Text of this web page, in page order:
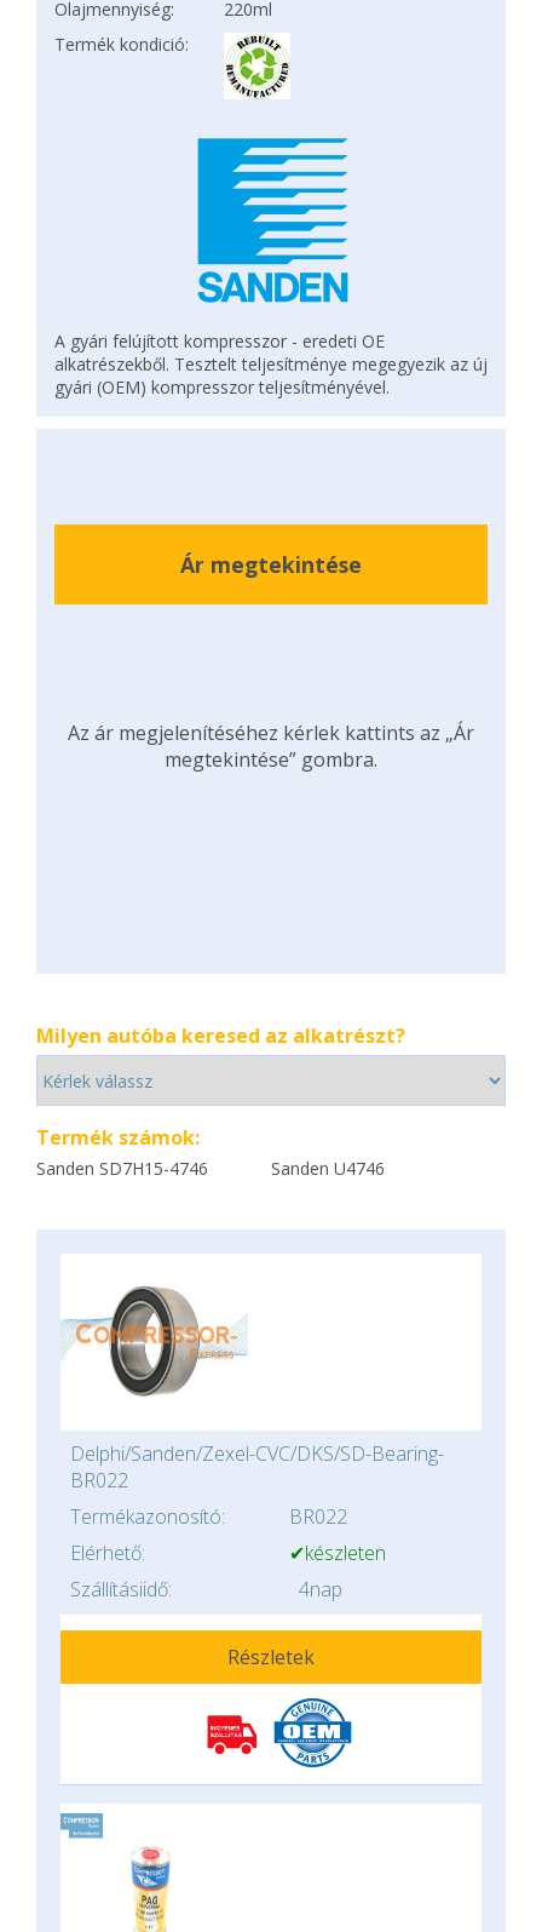
Olajmennyiség:
220ml
Termék kondició:
A gyári felújított kompresszor - eredeti OE
alkatrészekből. Tesztelt teljesítménye megegyezik az új
gyári (OEM) kompresszor teljesítményével.
Ár megtekintése
Az ár megjelenítéséhez kérlek kattints az „Ár
megtekintése” gombra.
Milyen autóba keresed az alkatrészt?
Termék számok:
Sanden SD7H15-4746 Sanden U4746
Delphi/Sanden/Zexel-CVC/DKS/SD-Bearing-
BR022
Termékazonosító:
BR022
Elérhető:
✔készleten
Szállításiidő:
4nap
Részletek